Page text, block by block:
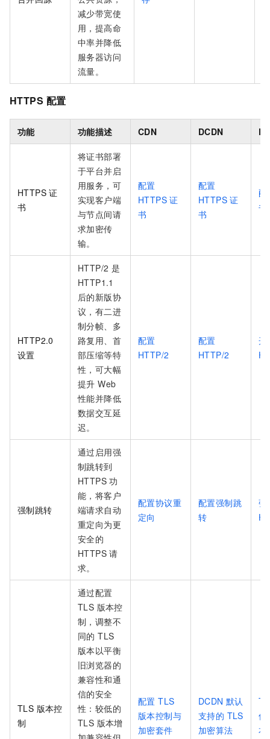
减少带宽使
用，提高命
中率并降低
服务器访问
流量。
HTTPS 配置
功能 功能描述 CDN DCDN
HTTPS 证
书
将证书部署
于平台并启
用服务，可
实现客户端
与节点间请
求加密传
输。
配置
HTTPS 证
书
配置
HTTPS 证
书
配
书
HTTP2.0
设置
HTTP/2 是
HTTP1.1
后的新版协
议，有二进
制分帧、多
路复用、首
部压缩等特
性，可大幅
提升 Web
性能并降低
数据交互延
迟。
配置
HTTP/2
配置
HTTP/2
开
强制跳转
通过启用强
制跳转到
HTTPS 功
能，将客户
端请求自动
重定向为更
安全的
HTTPS 请
求。
配置协议重
定向
配置强制跳
转
强
TLS 版本控
制
通过配置
TLS 版本控
制，调整不
同的 TLS
版本以平衡
旧浏览器的
兼容性和通
信的安全
性：较低的
TLS 版本增
配置 TLS
版本控制与
加密套件
DCDN 默认
支持的 TLS
加密算法
件
本